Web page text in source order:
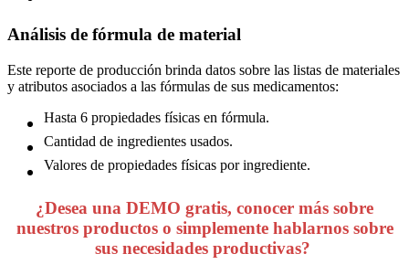
Análisis de fórmula de material
Este reporte de producción brinda datos sobre las listas de materiales
y atributos asociados a las fórmulas de sus medicamentos:
Hasta 6 propiedades físicas en fórmula.
Cantidad de ingredientes usados.
Valores de propiedades físicas por ingrediente.
¿Desea una DEMO gratis, conocer más sobre
nuestros productos o simplemente hablarnos sobre
sus necesidades productivas?